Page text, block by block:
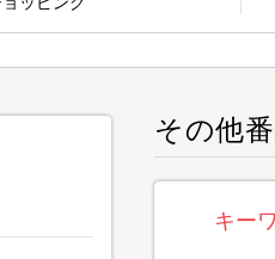
その他
キー